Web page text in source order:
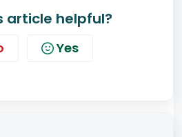
article helpful?
Yes